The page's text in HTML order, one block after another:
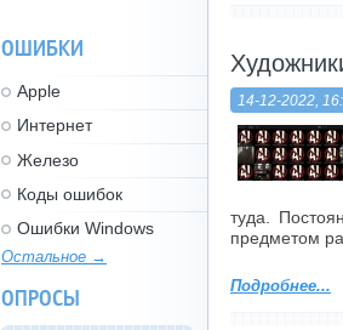
14-12-2022,
туда.
предметом
Подробнее...
ОШИБКИ
Apple
Интернет
Железо
Коды ошибок
Ошибки Windows
Остальное →
ОПРОСЫ